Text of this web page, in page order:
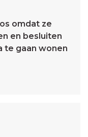
omdat ze
en besluiten
te gaan wonen